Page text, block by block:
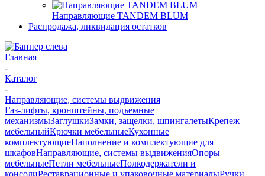
Направляющие TANDEM BLUM
Распродажа, ликвидация остатков
Главная
-
Каталог
-
Направляющие, системы выдвижения
Газ-лифты, кронштейны, подъемные
механизмыЗаглушкиЗамки, защелки, шпингалетыКрепеж
мебельныйКрючки мебельныеКухонные
комплектующиеНаполнение и комплектующие для
шкафовНаправляющие, системы выдвиженияОпоры
мебельныеПетли мебельныеПолкодержатели и
консолиРеставрационные и упаковочные материалыРучки